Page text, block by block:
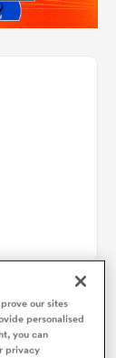
our sites
personalised
you can
privacy